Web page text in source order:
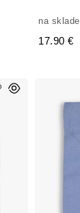
na sklade
17.90 €